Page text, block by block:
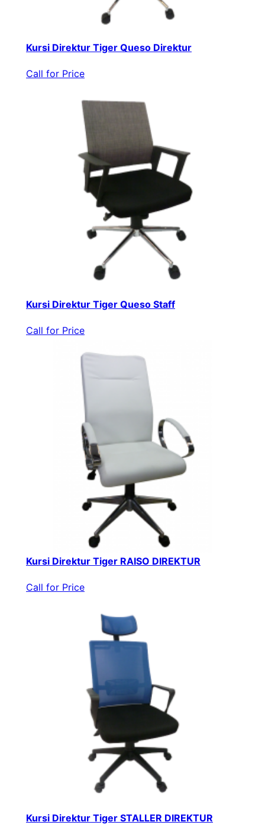
Kursi Direktur Tiger Queso Direktur
Call for Price
Kursi Direktur Tiger Queso Staff
Call for Price
Kursi Direktur Tiger RAISO DIREKTUR
Call for Price
Kursi Direktur Tiger STALLER DIREKTUR